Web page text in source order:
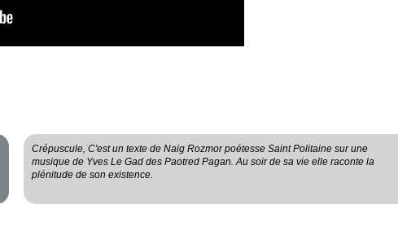
Crépuscule, C'est un texte de Naig Rozmor poétesse Saint Politaine sur une
musique de Yves Le Gad des Paotred Pagan. Au soir de sa vie elle raconte la
plénitude de son existence.